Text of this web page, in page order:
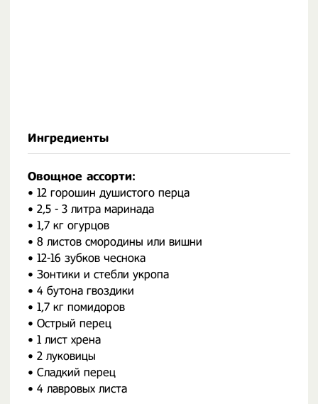
Ингредиенты
Овощное ассорти:
• 12 горошин душистого перца
• 2,5 - 3 литра маринада
• 1,7 кг огурцов
• 8 листов смородины или вишни
• 12-16 зубков чеснока
• Зонтики и стебли укропа
• 4 бутона гвоздики
• 1,7 кг помидоров
• Острый перец
• 1 лист хрена
• 2 луковицы
• Сладкий перец
• 4 лавровых листа